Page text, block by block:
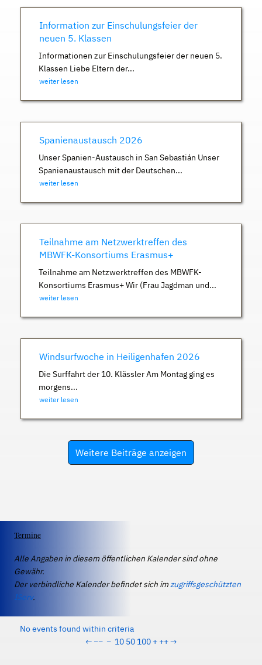
Information zur Einschulungsfeier der
neuen 5. Klassen
Informationen zur Einschulungsfeier der neuen 5.
Klassen Liebe Eltern der...
weiter lesen
Spanienaustausch 2026
Unser Spanien-Austausch in San Sebastián Unser
Spanienaustausch mit der Deutschen...
weiter lesen
Teilnahme am Netzwerktreffen des
MBWFK-Konsortiums Erasmus+
Teilnahme am Netzwerktreffen des MBWFK-
Konsortiums Erasmus+ Wir (Frau Jagdman und...
weiter lesen
Windsurfwoche in Heiligenhafen 2026
Die Surffahrt der 10. Klässler Am Montag ging es
morgens...
weiter lesen
Weitere Beiträge anzeigen
Termine
Alle Angaben in diesem öffentlichen Kalender sind ohne
Gewähr.
Der verbindliche Kalender befindet sich imzugriffsgeschützten
IServ.
No events found within criteria
← −− − 10 50 100 + ++→